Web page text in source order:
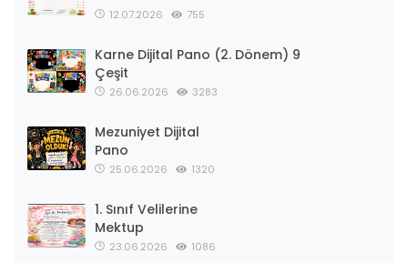
12.07.2026 755
Karne Dijital Pano (2. Dönem) 9
Çeşit
26.06.2026 3283
Mezuniyet Dijital
Pano
25.06.2026 1320
1. Sınıf Velilerine
Mektup
23.06.2026 1086